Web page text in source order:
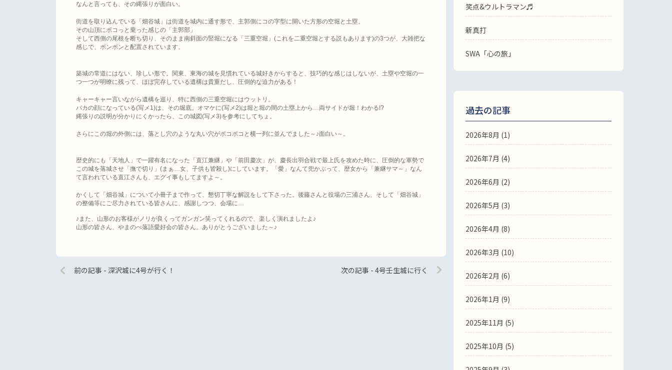
なんと言っても、その縄張りが面白い。
街道を取り込んでいる「畑谷城」は街道を城内に通す形で、主郭側にコの字型に開いた方形の空堀と土塁。
その山頂にポコっと乗った感じの「主郭部」
そして西側の尾根を断ち切り、そのまま南斜面の竪堀になる「三重空堀」 (これを二重空堀とする説もあります)の3つが、大雑把な
感じで、ボンボンと配置されています。
築城の常道にはない、珍しい形で。関東、東海の城を見慣れている城好きからすると、技巧的な感じはしないが、土塁や空堀の一
つ一つが明瞭に残って、ほぼ完存している遺構は貴重だし、圧倒的な迫力がある！
キャーキャー言いながら遺構を巡り、特に西側の三重空堀にはウットリ。
バカの顔になっている(写メ 1)は、その堀底。オマケに(写メ2)は堀と堀の間の土塁上から …両サイドが堀！わかる!?
縄張りの説明が分かりにくかったら、この城図(写メ3)を参考にしてちょ。
さらにこの堀の外側には、落とし穴のような丸い穴がポコポコと横一列に並んでました～ ♪面白い～。
歴史的にも「天地人」で一躍有名になった「直江兼継」や「前田慶次」が、慶長出羽合戦で最上氏を攻めた時に、圧倒的な軍勢で
この城を落城させ「撫で切り」 (まぁ…女、子供も皆殺し)にしています。「愛」なんて兜かぶって、歴女から「兼継サマ～」なん
て言われている直江さんも、エグイ事もしてますよ～。
かくして「畑谷城」について小冊子まで作って、懇切丁寧な解説をして下さった。後藤さんと役場の三浦さん、そして「畑谷城」
の整備等にご尽力されている皆さんに、感謝しつつ、会場に…
♪ また、山形のお客様がノリが良くってガンガン笑ってくれるので、楽しく演れましたよ ♪
山形の皆さん、やまのべ落語愛好会の皆さん。ありがとうございました～ ♪
前の記事 - 深沢城に4号が行く！ 次の記事 - 4号壬生城に行く
笑点&ウルトラマン♬
新真打
SWA「心の旅」
過去の記事
2026年8月 (1)
2026年7月 (4)
2026年6月 (2)
2026年5月 (3)
2026年4月 (8)
2026年3月 (10)
2026年2月 (6)
2026年1月 (9)
2025年11月 (5)
2025年10月 (5)